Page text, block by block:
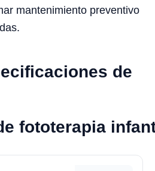
mantenimiento preventivo
de
fototerapia